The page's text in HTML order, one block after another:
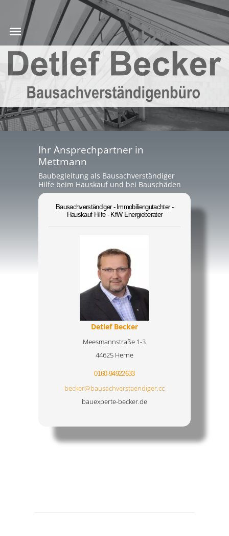
Ihr Ansprechpartner in
Mettmann
Baubegleitung als Bausachverständiger
Hilfe beim Hauskauf und bei Bauschäden
Bausachverständiger - Immobiliengutachter -
Hauskauf Hilfe - KfW Energieberater
Detlef Becker
Meesmannstraße 1-3
44625 Herne
0160-94922633
becker@bausachverstaendiger.cc
bauexperte-becker.de